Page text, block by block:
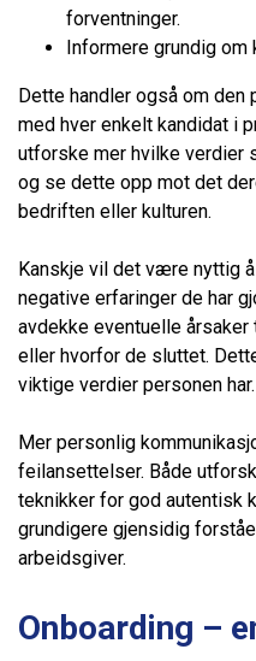
forventninger.
Informere grundig om
Dette handler også om den
med hver enkelt kandidat i
utforske mer hvilke verdier
og se dette opp mot det
bedriften eller kulturen.
Kanskje vil det være nyttig
negative erfaringer de har
avdekke eventuelle
eller hvorfor de sluttet.
viktige verdier personen har.
Mer personlig
feilansettelser. Både
teknikker for god autentisk
grundigere gjensidig
arbeidsgiver.
Onboarding –